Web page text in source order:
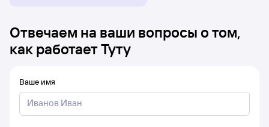
Отвечаем на ваши вопросы о том,
как работает Туту
Ваше имя